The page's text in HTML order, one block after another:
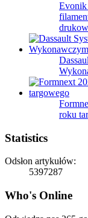
Evonik
roku
Statistics
Odsłon artykułów:
5397287
Who's Online